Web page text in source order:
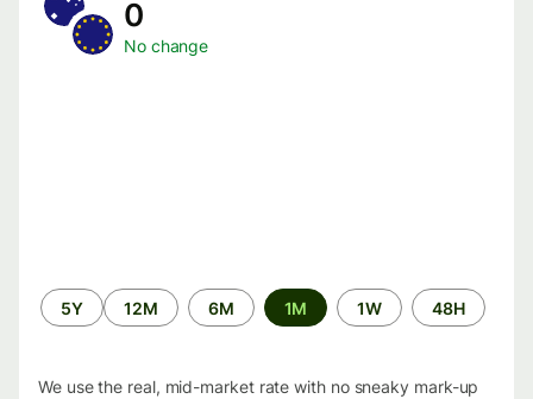
No change
الفترة
الزمنية
48H
1W
1M
6M
12M
5Y
We use the real, mid-market rate with no sneaky mark-up